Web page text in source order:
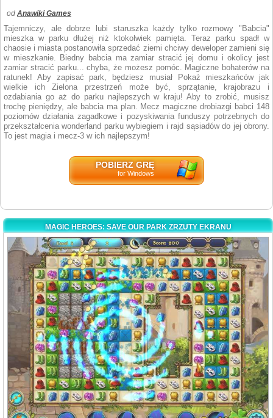
od Anawiki Games
Tajemniczy, ale dobrze lubi staruszka każdy tylko rozmowy "Babcia"
mieszka w parku dłużej niż ktokolwiek pamięta. Teraz parku spadł w
chaosie i miasta postanowiła sprzedać ziemi chciwy deweloper zamieni się
w mieszkanie. Biedny babcia ma zamiar stracić jej domu i okolicy jest
zamiar stracić parku... chyba, że możesz pomóc. Magiczne bohaterów na
ratunek! Aby zapisać park, będziesz musiał Pokaż mieszkańców jak
wielkie ich Zielona przestrzeń może być, sprzątanie, krajobrazu i
ozdabiania go aż do parku najlepszych w kraju! Aby to zrobić, musisz
trochę pieniędzy, ale babcia ma plan. Mecz magiczne drobiazgi babci 148
poziomów działania zagadkowe i pozyskiwania funduszy potrzebnych do
przekształcenia wonderland parku wybiegiem i rajd sąsiadów do jej obrony.
To jest magia i mecz-3 w ich najlepszym!
POBIERZ GRĘ
for Windows
MAGIC HEROES: SAVE OUR PARK ZRZUTY EKRANU